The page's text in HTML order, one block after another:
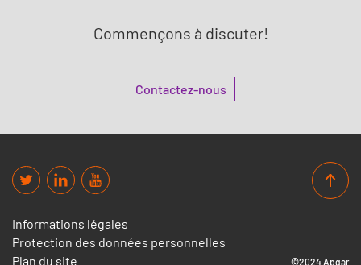
Commençons à discuter!
Contactez-nous
Informations légales
Protection des données personnelles
Plan du site
©2024 Apgar